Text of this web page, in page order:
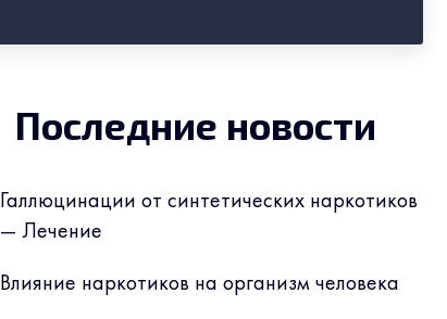
Последние новости
Галлюцинации от синтетических наркотиков
— Лечение
Влияние наркотиков на организм человека